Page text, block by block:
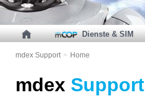
Dienste & SIM
mdex Support > Home
mdex Support